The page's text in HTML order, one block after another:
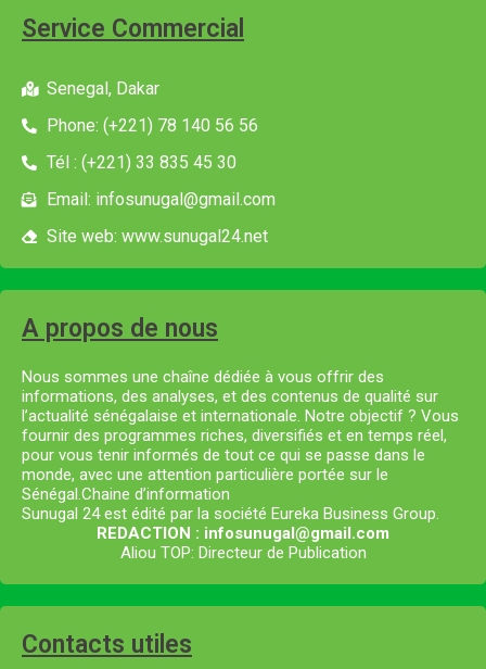
Service Commercial
Senegal, Dakar
Phone: (+221) 78 140 56 56
Tél : (+221) 33 835 45 30
Email: infosunugal@gmail.com
Site web: www.sunugal24.net
A propos de nous
Nous sommes une chaîne dédiée à vous offrir des
informations, des analyses, et des contenus de qualité sur
l’actualité sénégalaise et internationale. Notre objectif ? Vous
fournir des programmes riches, diversifiés et en temps réel,
pour vous tenir informés de tout ce qui se passe dans le
monde, avec une attention particulière portée sur le
Sénégal.Chaine d’information
Sunugal 24 est édité par la société Eureka Business Group.
REDACTION : infosunugal@gmail.com
Aliou TOP: Directeur de Publication
Contacts utiles